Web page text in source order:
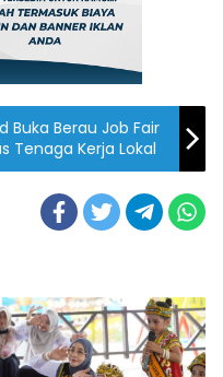
Buka Berau Job Fair
Tenaga Kerja Lokal